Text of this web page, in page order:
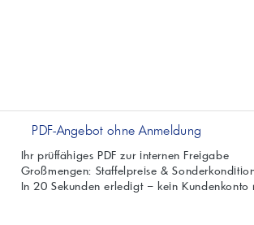
PDF-Angebot ohne Anmeldung
Ihr prüffähiges PDF zur internen Freigabe
Großmengen: Staffelpreise &
In 20 Sekunden erledigt – kein Kundenkonto